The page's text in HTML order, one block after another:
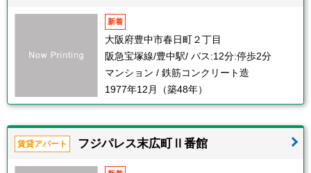
新着
大阪府豊中市春日町２丁目
阪急宝塚線/豊中駅/ バス:12分:停歩2分
マンション / 鉄筋コンクリート造
1977年12月（築48年）
賃貸アパート フジパレス末広町Ⅱ番館